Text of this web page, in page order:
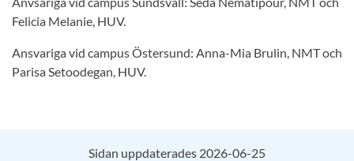
Felicia Melanie, HUV.
Ansvariga vid campus Östersund: Anna-Mia Brulin, NMT och
Parisa Setoodegan, HUV.
Sidan uppdaterades 2026-06-25